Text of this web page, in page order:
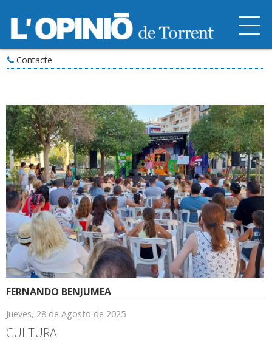
Contacte
FERNANDO BENJUMEA
Jueves, 28 de Agosto de 2025
CULTURA